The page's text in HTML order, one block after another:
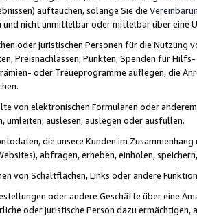
auftauchen, solange Sie die
und nicht unmittelbar oder mittelbar über eine
oder juristischen Personen für die Nutzung
Preisnachlässen, Punkten, Spenden für
oder Treueprogramme auflegen, die
von elektronischen Formularen oder
umleiten, auslesen, auslegen oder ausfüllen.
die unsere Kunden im
abfragen, erheben, einholen,
von Schaltflächen, Links oder andere
oder andere Geschäfte über eine
oder juristische Person dazu